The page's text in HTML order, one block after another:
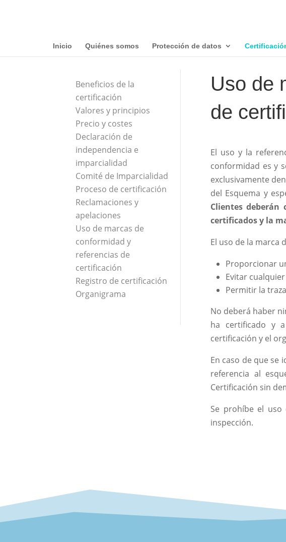
Inicio Quiénes somos Protección de datos
Beneficios de la
certificación
Valores y principios
Precio y costes
Declaración de
independencia e
imparcialidad
Comité de Imparcialidad
Proceso de certificación
Reclamaciones y
apelaciones
Uso de marcas de
conformidad y
referencias de
certificación
Registro de certificación
Organigrama
Uso de
de
El uso y la
conformidad es y
exclusivamente
del Esquema y
Clientes
certificados y la
El uso de la marca
Proporcionar
Evitar
Permitir la
No deberá haber
ha certificado y
certificación y el
En caso de que
referencia al
Certificación sin
Se prohíbe el
inspección.